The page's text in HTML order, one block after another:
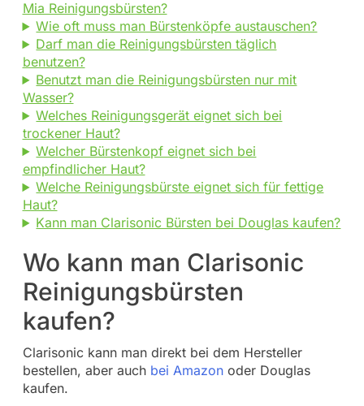
Mia Reinigungsbürsten?
Wie oft muss man Bürstenköpfe austauschen?
Darf man die Reinigungsbürsten täglich
benutzen?
Benutzt man die Reinigungsbürsten nur mit
Wasser?
Welches Reinigungsgerät eignet sich bei
trockener Haut?
Welcher Bürstenkopf eignet sich bei
empfindlicher Haut?
Welche Reinigungsbürste eignet sich für fettige
Haut?
Kann man Clarisonic Bürsten bei Douglas kaufen?
Wo kann man Clarisonic
Reinigungsbürsten
kaufen?
Clarisonic kann man direkt bei dem Hersteller
bestellen, aber auch bei Amazonoder Douglas
kaufen.